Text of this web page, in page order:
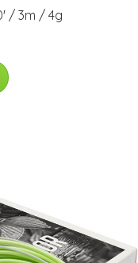
/ 3m / 4g